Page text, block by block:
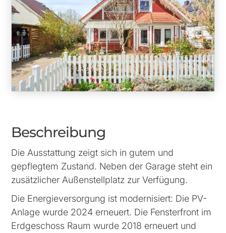
Beschreibung
Die Ausstattung zeigt sich in gutem und
gepflegtem Zustand. Neben der Garage steht ein
zusätzlicher Außenstellplatz zur Verfügung.
Die Energieversorgung ist modernisiert: Die PV-
Anlage wurde 2024 erneuert. Die Fensterfront im
Erdgeschoss Raum wurde 2018 erneuert und